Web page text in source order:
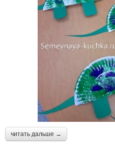
читать дальше →